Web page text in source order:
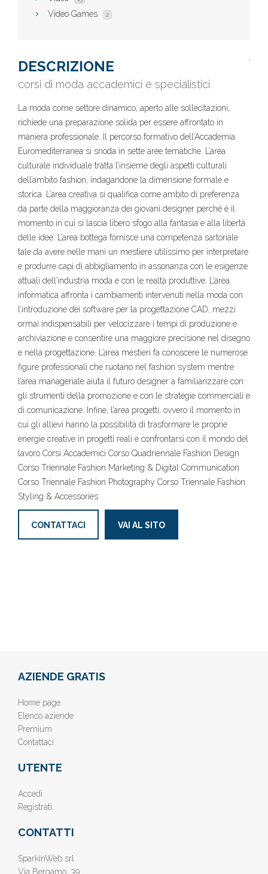
Video Games 2
DESCRIZIONE
corsi di moda accademici e specialistici
La moda come settore dinamico, aperto alle sollecitazioni,
richiede una preparazione solida per essere affrontato in
maniera professionale. Il percorso formativo dell’Accademia
Euromediterranea si snoda in sette aree tematiche. L’area
culturale individuale tratta l’insieme degli aspetti culturali
dell’ambito fashion, indagandone la dimensione formale e
storica. L’area creativa si qualifica come ambito di preferenza
da parte della maggioranza dei giovani designer perché è il
momento in cui si lascia libero sfogo alla fantasia e alla libertà
delle idee. L’area bottega fornisce una competenza sartoriale
tale da avere nelle mani un mestiere utilissimo per interpretare
e produrre capi di abbigliamento in assonanza con le esigenze
attuali dell’industria moda e con le realtà produttive. L’area
informatica affronta i cambiamenti intervenuti nella moda con
l’introduzione dei software per la progettazione CAD, mezzi
ormai indispensabili per velocizzare i tempi di produzione e
archiviazione e consentire una maggiore precisione nel disegno
e nella progettazione. L’area mestieri fa conoscere le numerose
figure professionali che ruotano nel fashion system mentre
l’area manageriale aiuta il futuro designer a familiarizzare con
gli strumenti della promozione e con le strategie commerciali e
di comunicazione. Infine, l’area progetti, ovvero il momento in
cui gli allievi hanno la possibilità di trasformare le proprie
energie creative in progetti reali e confrontarsi con il mondo del
lavoro Corsi Accademici Corso Quadriennale Fashion Design
Corso Triennale Fashion Marketing & Digital Communication
Corso Triennale Fashion Photography Corso Triennale Fashion
Styling & Accessories
CONTATTACI VAI AL SITO
AZIENDE GRATIS
Home page
Elenco aziende
Premium
Contattaci
UTENTE
Accedi
Registrati
CONTATTI
SparkinWeb srl
Via Bergamo, 39